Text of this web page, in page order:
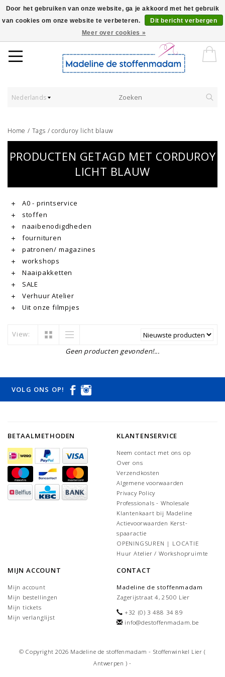
Worldwide Shipping - Onze stoffen worden verkocht per 10 cm.
Nederlands
Home / Tags /corduroy licht blauw
PRODUCTEN GETAGD MET CORDUROY
LICHT BLAUW
A0 - printservice
stoffen
naaibenodigdheden
fournituren
patronen/ magazines
workshops
Naaipakketten
SALE
Verhuur Atelier
Uit onze filmpjes
View:
Geen producten gevonden!...
VOLG ONS OP!
BETAALMETHODEN KLANTENSERVICE
Neem contact met ons op
Over ons
Verzendkosten
Algemene voorwaarden
Privacy Policy
Professionals - Wholesale
Klantenkaart bij Madeline
Actievoorwaarden Kerst-
spaaractie
OPENINGSUREN | LOCATIE
Huur Atelier / Workshopruimte
MIJN ACCOUNT
Mijn account
Mijn bestellingen
Mijn tickets
Mijn verlanglijst
CONTACT
Madeline de stoffenmadam
Zagerijstraat 4, 2500 Lier
+32 (0) 3 488 34 89
info@destoffenmadam.be
© Copyright 2026 Madeline de stoffenmadam - Stoffenwinkel Lier (
Antwerpen ) -
Door het gebruiken van onze website, ga je akkoord met het gebruik
van cookies om onze website te verbeteren.
Dit bericht verbergen
Meer over cookies »